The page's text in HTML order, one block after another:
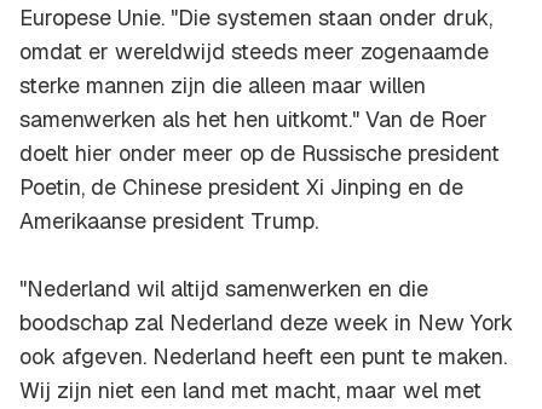
Europese Unie. "Die systemen staan onder druk,
omdat er wereldwijd steeds meer zogenaamde
sterke mannen zijn die alleen maar willen
samenwerken als het hen uitkomt." Van de Roer
doelt hier onder meer op de Russische president
Poetin, de Chinese president Xi Jinping en de
Amerikaanse president Trump.
"Nederland wil altijd samenwerken en die
boodschap zal Nederland deze week in New York
ook afgeven. Nederland heeft een punt te maken.
Wij zijn niet een land met macht, maar wel met